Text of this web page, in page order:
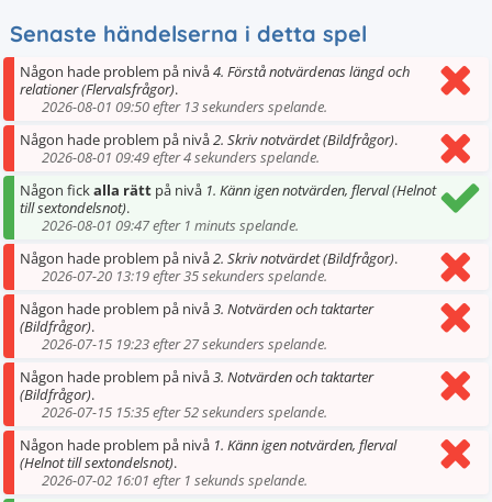
Senaste händelserna i detta spel
Någon hade problem på nivå4. Förstå notvärdenas längd och
relationer (Flervalsfrågor).
2026-08-01 09:50 efter 13 sekunders spelande.
Någon hade problem på nivå2. Skriv notvärdet (Bildfrågor).
2026-08-01 09:49 efter 4 sekunders spelande.
Någon fickalla rätt på nivå 1. Känn igen notvärden, flerval (Helnot
till sextondelsnot).
2026-08-01 09:47 efter 1 minuts spelande.
Någon hade problem på nivå2. Skriv notvärdet (Bildfrågor).
2026-07-20 13:19 efter 35 sekunders spelande.
Någon hade problem på nivå3. Notvärden och taktarter
(Bildfrågor).
2026-07-15 19:23 efter 27 sekunders spelande.
Någon hade problem på nivå3. Notvärden och taktarter
(Bildfrågor).
2026-07-15 15:35 efter 52 sekunders spelande.
Någon hade problem på nivå 1. Känn igen notvärden, flerval
(Helnot till sextondelsnot).
2026-07-02 16:01 efter 1 sekunds spelande.